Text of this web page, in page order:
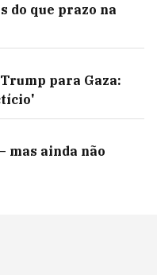
do que prazo na
para Gaza:
mas ainda não